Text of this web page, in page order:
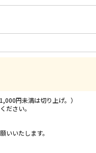
円未満は切り上げ。）
ださい。
いたします。